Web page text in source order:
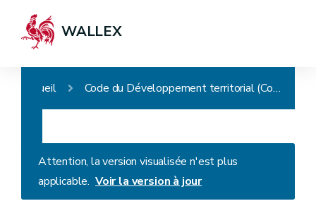
WALLEX
Accueil Code du Développement territorial (CoDT) - Partie décrétale
Attention, la version visualisée n'est plus
applicable. Voir la version à jour